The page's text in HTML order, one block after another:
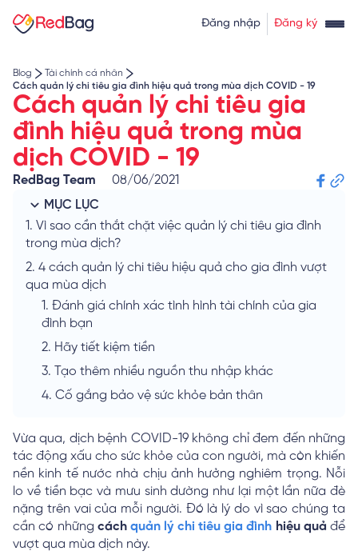
Đăng nhập Đăng ký
Tính lãi vay
Về chúng tôi
Blog
Tài chính cá nhân
Cách quản lý chi tiêu gia đình hiệu quả trong mùa dịch COVID - 19
Cách quản lý chi tiêu gia
đình hiệu quả trong mùa
dịch COVID - 19
RedBag Team
08/06/2021
MỤC LỤC
1. Vì sao cần thắt chặt việc quản lý chi tiêu gia đình
trong mùa dịch?
2. 4 cách quản lý chi tiêu hiệu quả cho gia đình vượt
qua mùa dịch
1. Đánh giá chính xác tình hình tài chính của gia
đình bạn
2. Hãy tiết kiệm tiền
3.
Tạo thêm nhiều nguồn thu nhập khác
4. Cố gắng bảo vệ sức khỏe bản thân
Vừa qua, dịch bệnh COVID-19 không chỉ đem đến những
tác động xấu cho sức khỏe của con người, mà còn khiến
nền kinh tế nước nhà chịu ảnh hưởng nghiêm trọng. Nỗi
lo về tiền bạc và mưu sinh dường như lại một lần nữa đè
nặng trên vai của mỗi người. Đó là lý do vì sao chúng ta
cần có những cách quản lý chi tiêu gia đình hiệu quả để
vượt qua mùa dịch này.